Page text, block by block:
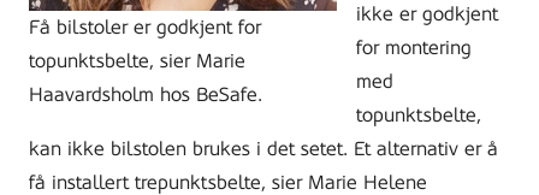
Få bilstoler er godkjent for
topunktsbelte, sier Marie
Haavardsholm hos BeSafe.
ikke er godkjent
for montering
med
topunktsbelte,
kan ikke bilstolen brukes i det setet. Et alternativ er å
få installert trepunktsbelte, sier Marie Helene